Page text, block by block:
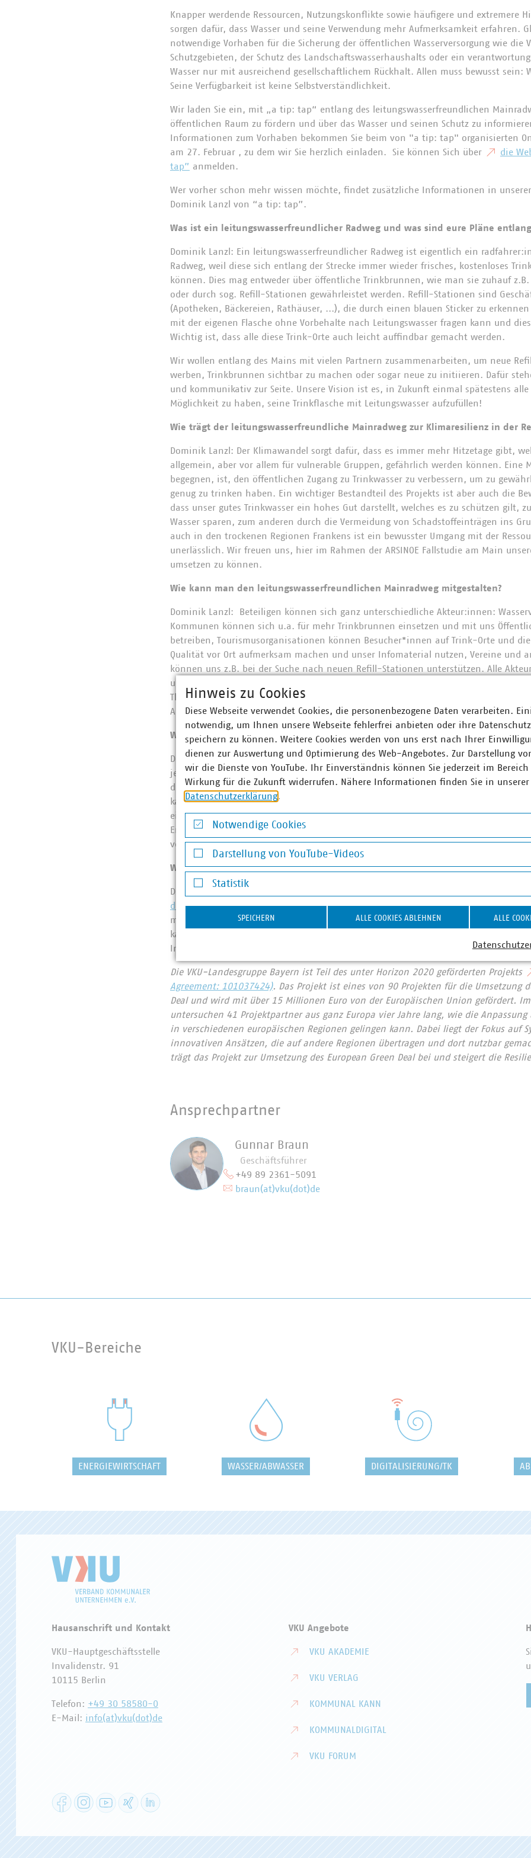
Knapper werdende Ressourcen, Nutzungskonflikte sowie häufigere und extremere
sorgen dafür, dass Wasser und seine Verwendung mehr Aufmerksamkeit erfahren.
notwendige Vorhaben für die Sicherung der öffentlichen Wasserversorgung wie die
Schutzgebieten, der Schutz des Landschaftswasserhaushalts oder ein
Wasser nur mit ausreichend gesellschaftlichem Rückhalt. Allen muss bewusst sein:
Seine Verfügbarkeit ist keine Selbstverständlichkeit.
Wir laden Sie ein, mit „a tip: tap“ entlang des leitungswasserfreundlichen
öffentlichen Raum zu fördern und über das Wasser und seinen Schutz zu
Informationen zum Vorhaben bekommen Sie beim von "a tip: tap" organisierten
am 27. Februar , zu dem wir Sie herzlich einladen. Sie können Sich über
die
tap” anmelden.
Wer vorher schon mehr wissen möchte, findet zusätzliche Informationen in
Dominik Lanzl von “a tip: tap”.
Was ist ein leitungswasserfreundlicher Radweg und was sind eure Pläne
Dominik Lanzl: Ein leitungswasserfreundlicher Radweg ist eigentlich ein
Radweg, weil diese sich entlang der Strecke immer wieder frisches, kostenloses
können. Dies mag entweder über öffentliche Trinkbrunnen, wie man sie zuhauf
oder durch sog. Refill-Stationen gewährleistet werden. Refill-Stationen sind
(Apotheken, Bäckereien, Rathäuser, ...), die durch einen blauen Sticker zu
mit der eigenen Flasche ohne Vorbehalte nach Leitungswasser fragen kann und
Wichtig ist, dass alle diese Trink-Orte auch leicht auffindbar gemacht werden.
Wir wollen entlang des Mains mit vielen Partnern zusammenarbeiten, um neue
werben, Trinkbrunnen sichtbar zu machen oder sogar neue zu initiieren. Dafür
und kommunikativ zur Seite. Unsere Vision ist es, in Zukunft einmal spätestens
Möglichkeit zu haben, seine Trinkflasche mit Leitungswasser aufzufüllen!
Wie trägt der leitungswasserfreundliche Mainradweg zur Klimaresilienz in der
Dominik Lanzl: Der Klimawandel sorgt dafür, dass es immer mehr Hitzetage gibt,
allgemein, aber vor allem für vulnerable Gruppen, gefährlich werden können. Eine
begegnen, ist, den öffentlichen Zugang zu Trinkwasser zu verbessern, um zu
genug zu trinken haben. Ein wichtiger Bestandteil des Projekts ist aber auch die
dass unser gutes Trinkwasser ein hohes Gut darstellt, welches es zu schützen gilt,
Wasser sparen, zum anderen durch die Vermeidung von Schadstoffeinträgen ins
auch in den trockenen Regionen Frankens ist ein bewusster Umgang mit der
unerlässlich. Wir freuen uns, hier im Rahmen der ARSINOE Fallstudie am Main
umsetzen zu können.
Wie kann man den leitungswasserfreundlichen Mainradweg mitgestalten?
Dominik Lanzl: Beteiligen können sich ganz unterschiedliche Akteur:innen:
Kommunen können sich u.a. für mehr Trinkbrunnen einsetzen und mit uns
betreiben, Tourismusorganisationen können Besucher*innen auf Trink-Orte und
Qualität vor Ort aufmerksam machen und unser Infomaterial nutzen, Vereine und
können uns z.B. bei der Suche nach neuen Refill-Stationen unterstützen. Alle
unterstützen wir auch mit Know-how in Form von Online-Seminaren zum
Thema Refill. Grundsätzlich freuen wir uns über alle, die Kontakt zu uns aufnehmen
Anlaufstellen nennen!
Warum sollte man beim Projekt mitmachen?
Dominik Lanzl: Zum einen ist das Thema Trinkwasser ein schönes,
jede und jeder leicht in Kontakt mit der Nachhaltigkeits-Idee kommen kann. Zudem
den Vereinten Nationen als ein Menschenrecht anerkannt, für das man sich im
kann. Zuverlässiger Zugang zu Trinkwasser sorgt für mehr Aufenthaltsqualität,
einen nachhaltigeren Tourismus. Jeder Liter getrunkenes Wasser aus der Leitung
Emissionen und Verpackungsmüll ein. Aber auch konkrete Vorteile gibt es: Im Laufe
verschiedenes Material entstehen und Aktionen durchgeführt, von denen man vor
Wo gibt es mehr Informationen zum leitungswasserfreundlichen Mainradweg?
Dominik Lanzl: Die findet man auf unserer
dominik(at)atiptap(dot)orgund wir unterhalten uns über das Projekt. Wer sich
mit der Ruhr Tourismus GmbH und die Idee eines leitungswasserfreundlichen
kann auf der
Informationen zu Refill-Stationen findet man schlussendlich
Die VKU-Landesgruppe Bayern ist Teil des unter Horizon 2020 geförderten Projekts
Agreement: 101037424). Das Projekt ist eines von 90 Projekten für die Umsetzung
Deal und wird mit über 15 Millionen Euro von der Europäischen Union gefördert.
untersuchen 41 Projektpartner aus ganz Europa vier Jahre lang, wie die
in verschiedenen europäischen Regionen gelingen kann. Dabei liegt der Fokus auf
innovativen Ansätzen, die auf andere Regionen übertragen und dort nutzbar
trägt das Projekt zur Umsetzung des European Green Deal bei und steigert die
Ansprechpartner
Gunnar Braun
Geschäftsführer
+49 89 2361-5091
braun(at)vku(dot)de
VKU-Bereiche
ENERGIEWIRTSCHAFT WASSER/ABWASSER DIGITALISIERUNG/TK
Hausanschrift und Kontakt
VKU-Hauptgeschäftsstelle
Invalidenstr. 91
10115 Berlin
Telefon: +49 30 58580-0
E-Mail: info(at)vku(dot)de
VKU Angebote
VKU AKADEMIE
VKU VERLAG
KOMMUNAL KANN
KOMMUNALDIGITAL
VKU FORUM
FacebookInstagramYouTube XING
Hinweis zu Cookies
Diese Webseite verwendet Cookies, die personenbezogene Daten verarbeiten.
notwendig, um Ihnen unsere Webseite fehlerfrei anbieten oder ihre
speichern zu können. Weitere Cookies werden von uns erst nach Ihrer
dienen zur Auswertung und Optimierung des Web-Angebotes. Zur Darstellung
wir die Dienste von YouTube. Ihr Einverständnis können Sie jederzeit im
Wirkung für die Zukunft widerrufen. Nähere Informationen finden Sie in unserer
Datenschutzerklärung.
Notwendige Cookies
Notwendige Cookies
Darstellung von YouTube-Videos
Darstellung von YouTube-Videos
Statistik
Statistik
SPEICHERN ALLE COOKIES ABLEHNEN ALLE